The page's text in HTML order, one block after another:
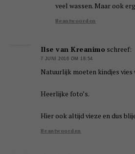
veel wassen. Maar ook
Beantwoorden
Ilse van Kreanimo schreef:
7 JUNI 2016 OM 18:54
Natuurlijk moeten kindjes
Heerlijke foto’s.
Hier ook altijd vieze en dus
Beantwoorden